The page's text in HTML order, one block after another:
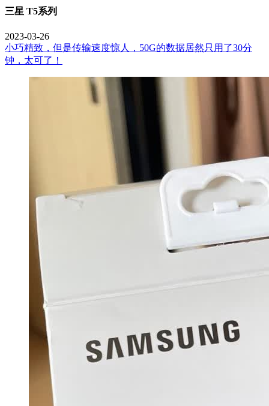
三星 T5系列
2023-03-26
小巧精致，但是传输速度惊人，50G的数据居然只用了30分
钟，太可了！